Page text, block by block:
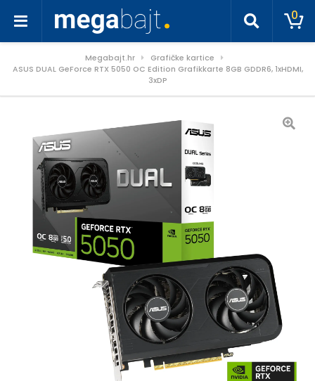
0
Megabajt.hr
Grafičke kartice
ASUS DUAL GeForce RTX 5050 OC Edition Grafikkarte 8GB GDDR6, 1xHDMI,
3xDP